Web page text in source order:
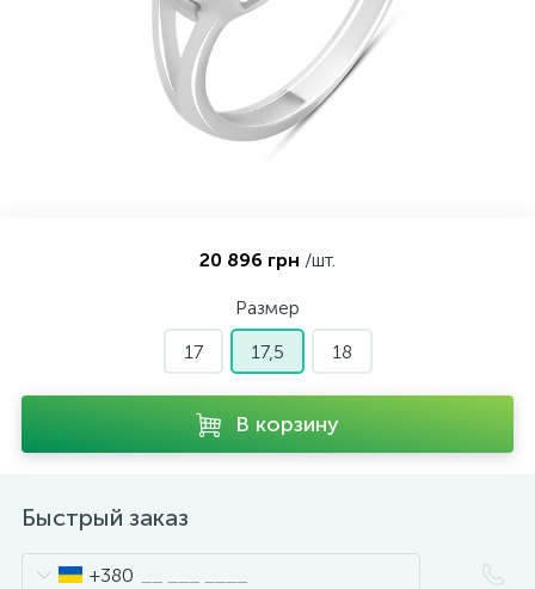
20 896 грн /шт.
Размер
17
17,5 18
В корзину
Быстрый заказ
+380
Серебряные колье
Серебряные цепочки
Серебряные сувениры